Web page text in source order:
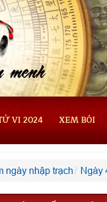
VI 2024 XEM BÓI
ngày nhập trạch Ngày